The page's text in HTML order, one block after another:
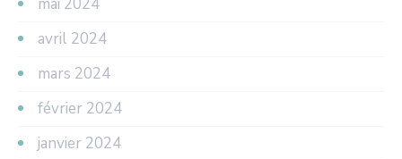
avril 2024
mars 2024
février 2024
janvier 2024